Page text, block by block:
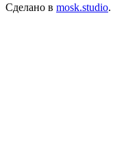
Сделано в mosk.studio.